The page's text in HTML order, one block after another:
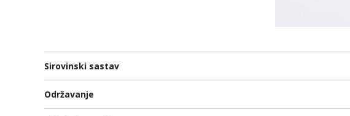
Sirovinski sastav
Održavanje